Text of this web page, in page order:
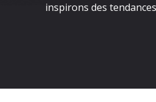
inspirons des